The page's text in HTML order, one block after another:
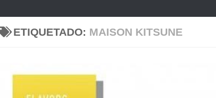
ETIQUETADO: MAISON KITSUNE